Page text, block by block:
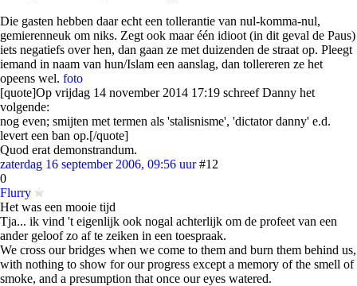
Die gasten hebben daar echt een tollerantie van nul-komma-nul,
gemierenneuk om niks. Zegt ook maar één idioot (in dit geval de Paus)
iets negatiefs over hen, dan gaan ze met duizenden de straat op. Pleegt
iemand in naam van hun/Islam een aanslag, dan tollereren ze het
opeens wel. foto
[quote]Op vrijdag 14 november 2014 17:19 schreef Danny het
volgende:
nog even; smijten met termen als 'stalisnisme', 'dictator danny' e.d.
levert een ban op.[/quote]
Quod erat demonstrandum.
zaterdag 16 september 2006, 09:56 uur #12
0
Flurry
Het was een mooie tijd
Tja... ik vind 't eigenlijk ook nogal achterlijk om de profeet van een
ander geloof zo af te zeiken in een toespraak.
We cross our bridges when we come to them and burn them behind us,
with nothing to show for our progress except a memory of the smell of
smoke, and a presumption that once our eyes watered.